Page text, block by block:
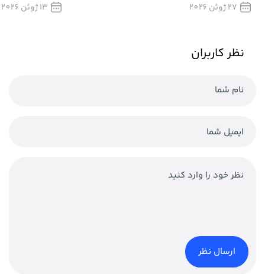
27 ژوئن 2026 13 ژوئن 2026
نظر کاربران